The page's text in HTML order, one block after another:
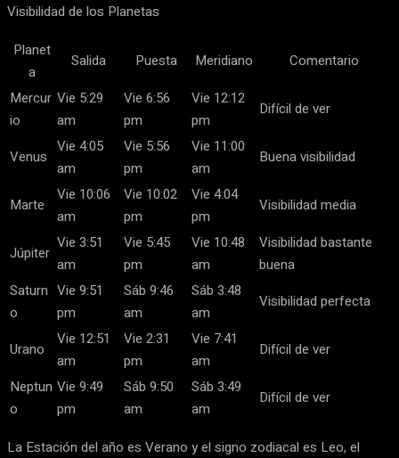
Visibilidad de los Planetas
Planet
a
Salida Puesta Meridiano
Comentario
Mercur
io
Vie 5:29
am
Vie 6:56
pm
Vie 12:12
pm
Difícil de ver
Venus
Vie 4:05
am
Vie 5:56
pm
Vie 11:00
am
Buena visibilidad
Marte
Vie 10:06
am
Vie 10:02
pm
Vie 4:04
pm
Visibilidad media
Júpiter
Vie 3:51
am
Vie 5:45
pm
Vie 10:48
am
Visibilidad bastante
buena
Saturn
o
Vie 9:51
pm
Sáb 9:46
am
Sáb 3:48
am
Visibilidad perfecta
Urano
Vie 12:51
am
Vie 2:31
pm
Vie 7:41
am
Difícil de ver
Neptun
o
Vie 9:49
pm
Sáb 9:50
am
Sáb 3:49
am
Difícil de ver
La Estación del año es Verano y el signo zodiacal es Leo, el